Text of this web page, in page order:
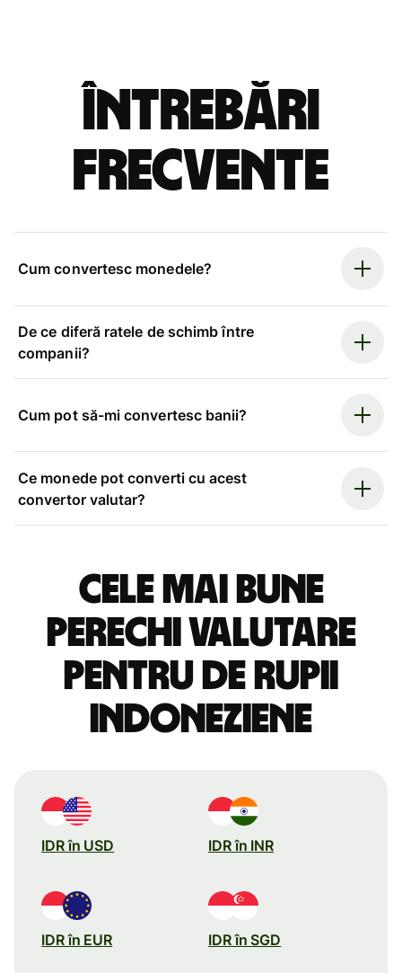
Întrebări
frecvente
Cum convertesc monedele?
De ce diferă ratele de schimb între
companii?
Cum pot să-mi convertesc banii?
Ce monede pot converti cu acest
convertor valutar?
Cele mai bune
perechi valutare
pentru de rupii
indoneziene
IDR în USD IDR în INR
IDR în EUR IDR în SGD